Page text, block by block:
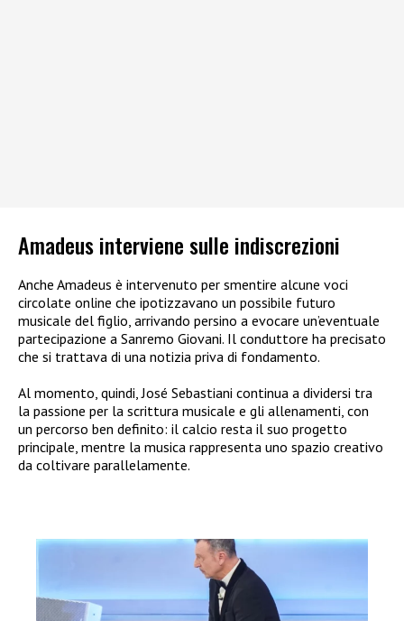
Amadeus interviene sulle indiscrezioni
Anche Amadeus è intervenuto per smentire alcune voci
circolate online che ipotizzavano un possibile futuro
musicale del figlio, arrivando persino a evocare un’eventuale
partecipazione a Sanremo Giovani. Il conduttore ha precisato
che si trattava di una notizia priva di fondamento.
Al momento, quindi, José Sebastiani continua a dividersi tra
la passione per la scrittura musicale e gli allenamenti, con
un percorso ben definito: il calcio resta il suo progetto
principale, mentre la musica rappresenta uno spazio creativo
da coltivare parallelamente.